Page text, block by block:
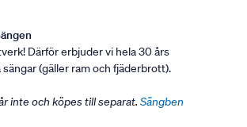
Därför erbjuder vi hela 30 års
sängar (gäller ram och fjäderbrott).
inte och köpes till separat. Sängben